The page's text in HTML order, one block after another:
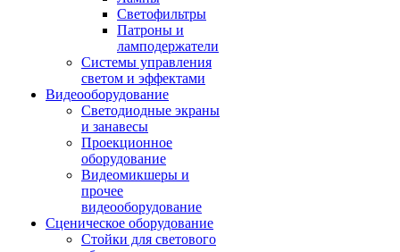
Светофильтры
Патроны и
ламподержатели
Системы управления
светом и эффектами
Видеооборудование
Светодиодные экраны
и занавесы
Проекционное
оборудование
Видеомикшеры и
прочее
видеооборудование
Сценическое оборудование
Стойки для светового